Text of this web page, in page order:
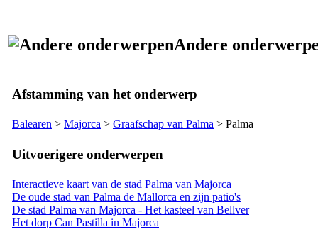
Andere
Afstamming van het onderwerp
Balearen > Majorca > Graafschap van Palma > Palma
Uitvoerigere onderwerpen
Interactieve kaart van de stad Palma van Majorca
De oude stad van Palma de Mallorca en zijn patio's
De stad Palma van Majorca - Het kasteel van Bellver
Het dorp Can Pastilla in Majorca